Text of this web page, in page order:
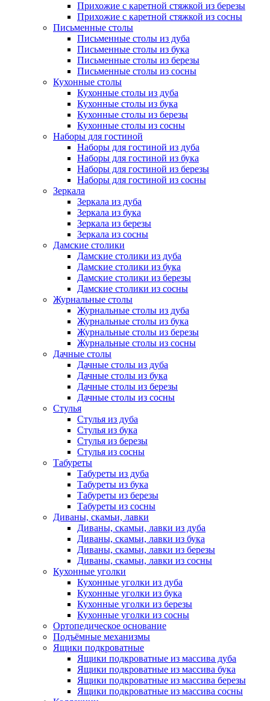
Прихожие с каретной стяжкой из березы
Прихожие с каретной стяжкой из сосны
Письменные столы
Письменные столы из дуба
Письменные столы из бука
Письменные столы из березы
Письменные столы из сосны
Кухонные столы
Кухонные столы из дуба
Кухонные столы из бука
Кухонные столы из березы
Кухонные столы из сосны
Наборы для гостиной
Наборы для гостиной из дуба
Наборы для гостиной из бука
Наборы для гостиной из березы
Наборы для гостиной из сосны
Зеркала
Зеркала из дуба
Зеркала из бука
Зеркала из березы
Зеркала из сосны
Дамские столики
Дамские столики из дуба
Дамские столики из бука
Дамские столики из березы
Дамские столики из сосны
Журнальные столы
Журнальные столы из дуба
Журнальные столы из бука
Журнальные столы из березы
Журнальные столы из сосны
Дачные столы
Дачные столы из дуба
Дачные столы из бука
Дачные столы из березы
Дачные столы из сосны
Стулья
Стулья из дуба
Стулья из бука
Стулья из березы
Стулья из сосны
Табуреты
Табуреты из дуба
Табуреты из бука
Табуреты из березы
Табуреты из сосны
Диваны, скамьи, лавки
Диваны, скамьи, лавки из дуба
Диваны, скамьи, лавки из бука
Диваны, скамьи, лавки из березы
Диваны, скамьи, лавки из сосны
Кухонные уголки
Кухонные уголки из дуба
Кухонные уголки из бука
Кухонные уголки из березы
Кухонные уголки из сосны
Ортопедическое основание
Подъёмные механизмы
Ящики подкроватные
Ящики подкроватные из массива дуба
Ящики подкроватные из массива бука
Ящики подкроватные из массива березы
Ящики подкроватные из массива сосны